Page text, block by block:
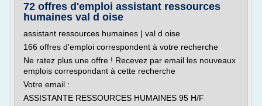
72 offres d'emploi assistant ressources
humaines val d oise
assistant ressources humaines | val d oise
166 offres d'emploi correspondent à votre recherche
Ne ratez plus une offre ! Recevez par email les nouveaux
emplois correspondant à cette recherche
Votre email :
ASSISTANTE RESSOURCES HUMAINES 95 H/F